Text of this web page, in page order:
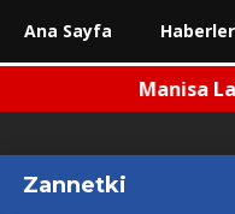
Manisa
Zannetki
Ana Sayfa